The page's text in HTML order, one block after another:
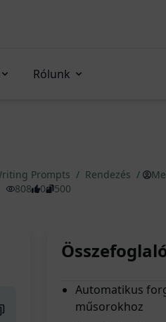
Rólunk
Prompts / Rendezés /
808
0 500
Automatikus
műsorokhoz